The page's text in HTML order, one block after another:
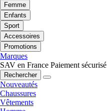
Femme
Enfants
Sport
Accessoires
Promotions
Marques
SAV en France Paiement sécurisé
Rechercher
Nouveautés
Chaussures
Vêtements